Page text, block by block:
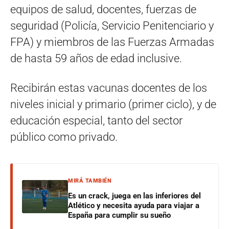
equipos de salud, docentes, fuerzas de
seguridad (Policía, Servicio Penitenciario y
FPA) y miembros de las Fuerzas Armadas
de hasta 59 años de edad inclusive.
Recibirán estas vacunas docentes de los
niveles inicial y primario (primer ciclo), y de
educación especial, tanto del sector
público como privado.
MIRÁ TAMBIÉN
Es un crack, juega en las inferiores del
Atlético y necesita ayuda para viajar a
España para cumplir su sueño